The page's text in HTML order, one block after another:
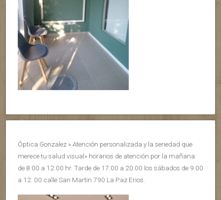
Óptica Gonzalez » Atención personalizada y la seriedad que
merece tu salud visual» horarios de atención por la mañana:
de 8:00 a 12:00 hr. Tarde de 17:00 a 20:00 los sábados de 9:00
a 12: 00 calle San Martin 790 La Paz Erios.